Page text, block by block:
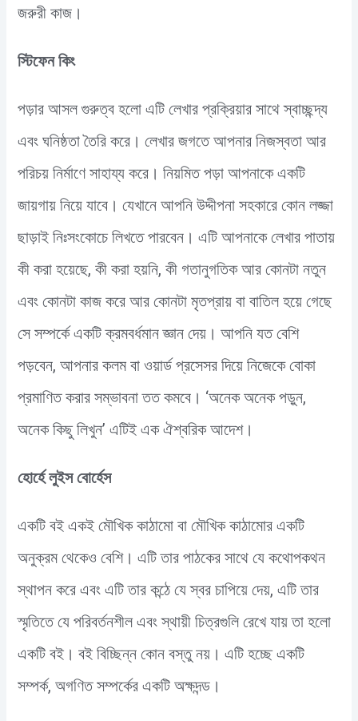
জরুরী কাজ।
স্টিফেন কিং
পড়ার আসল গুরুত্ব হলো এটি লেখার প্রক্রিয়ার সাথে স্বাচ্ছন্দ্য
এবং ঘনিষ্ঠতা তৈরি করে। লেখার জগতে আপনার নিজস্বতা আর
পরিচয় নির্মাণে সাহায্য করে। নিয়মিত পড়া আপনাকে একটি
জায়গায় নিয়ে যাবে। যেখানে আপনি উদ্দীপনা সহকারে কোন লজ্জা
ছাড়াই নিঃসংকোচে লিখতে পারবেন। এটি আপনাকে লেখার পাতায়
কী করা হয়েছে, কী করা হয়নি, কী গতানুগতিক আর কোনটা নতুন
এবং কোনটা কাজ করে আর কোনটা মৃতপ্রায় বা বাতিল হয়ে গেছে
সে সম্পর্কে একটি ক্রমবর্ধমান জ্ঞান দেয়। আপনি যত বেশি
পড়বেন, আপনার কলম বা ওয়ার্ড প্রসেসর দিয়ে নিজেকে বোকা
প্রমাণিত করার সম্ভাবনা তত কমবে। ‘অনেক অনেক পড়ুন,
অনেক কিছু লিখুন’ এটিই এক ঐশ্বরিক আদেশ।
হোর্হে লুইস বোর্হেস
একটি বই একই মৌখিক কাঠামো বা মৌখিক কাঠামোর একটি
অনুক্রম থেকেও বেশি। এটি তার পাঠকের সাথে যে কথোপকথন
স্থাপন করে এবং এটি তার কন্ঠে যে স্বর চাপিয়ে দেয়, এটি তার
স্মৃতিতে যে পরিবর্তনশীল এবং স্থায়ী চিত্রগুলি রেখে যায় তা হলো
একটি বই। বই বিচ্ছিন্ন কোন বস্তু নয়। এটি হচ্ছে একটি
সম্পর্ক, অগণিত সম্পর্কের একটি অক্ষদন্ড।